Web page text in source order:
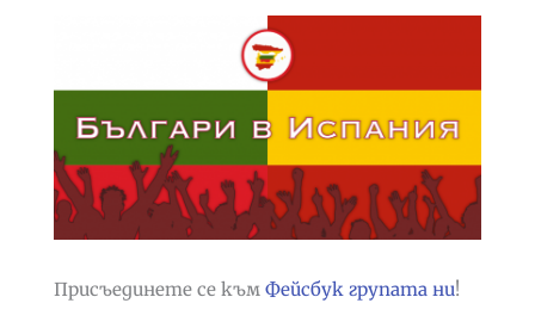
Присъединете се към Фейсбук групата ни!